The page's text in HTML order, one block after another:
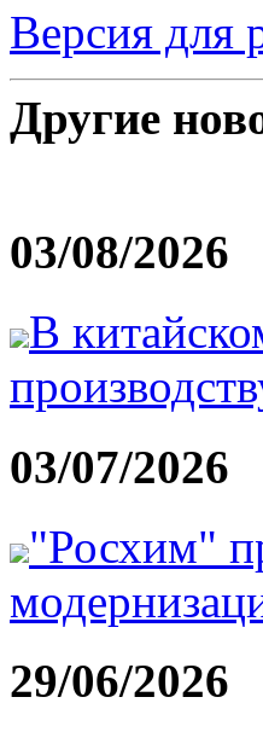
Версия для
Другие
03/08/2026
В
03/07/2026
"Росхим"
29/06/2026